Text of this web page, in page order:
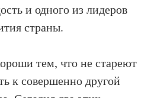
и одного из лидеров
страны.
тем, что не стареют
к совершенно другой